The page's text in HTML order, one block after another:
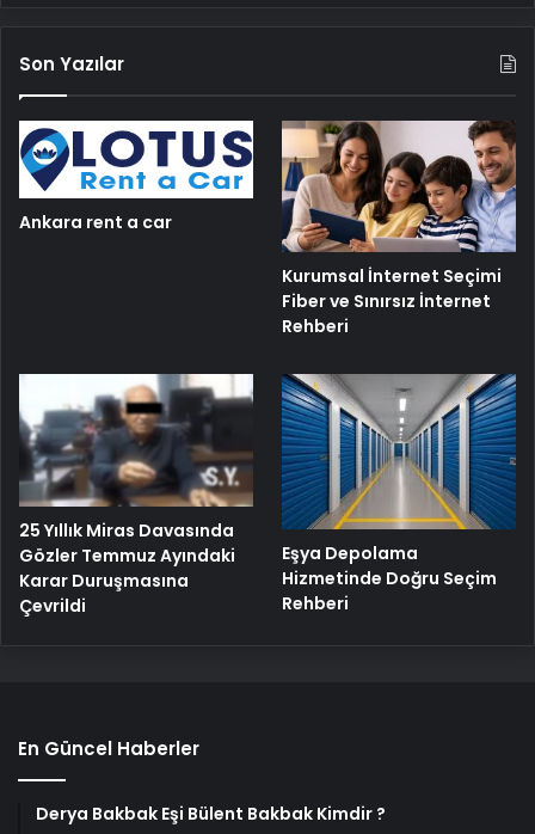
Son Yazılar
Ankara rent a car
Kurumsal İnternet Seçimi
Fiber ve Sınırsız İnternet
Rehberi
25 Yıllık Miras Davasında
Gözler Temmuz Ayındaki
Karar Duruşmasına
Çevrildi
Eşya Depolama
Hizmetinde Doğru Seçim
Rehberi
En Güncel Haberler
Derya Bakbak Eşi Bülent Bakbak Kimdir ?